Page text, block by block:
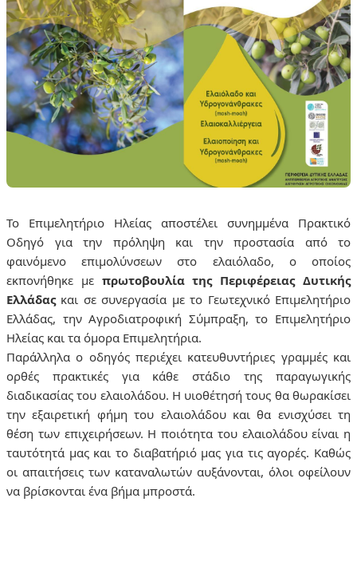
To Επιμελητήριο Ηλείας αποστέλει συνημμένα Πρακτικό
Οδηγό για την πρόληψη και την προστασία από το
φαινόμενο επιμολύνσεων στο ελαιόλαδο, ο οποίος
εκπονήθηκε με πρωτοβουλία της Περιφέρειας Δυτικής
Ελλάδαςκαι σε συνεργασία με το Γεωτεχνικό Επιμελητήριο
Ελλάδας, την Αγροδιατροφική Σύμπραξη, το Επιμελητήριο
Ηλείας και τα όμορα Επιμελητήρια.
Παράλληλα ο οδηγόςπεριέχει κατευθυντήριες γραμμές και
ορθές πρακτικές για κάθε στάδιο της παραγωγικής
διαδικασίας του ελαιολάδου. Η υιοθέτησή τους θα θωρακίσει
την εξαιρετική φήμη του ελαιολάδου και θα ενισχύσει τη
θέση των επιχειρήσεων. Η ποιότητα του ελαιολάδου είναι η
ταυτότητά μας και το διαβατήριό μας για τις αγορές. Καθώς
οι απαιτήσεις των καταναλωτών αυξάνονται, όλοι οφείλουν
να βρίσκονται ένα βήμα μπροστά.